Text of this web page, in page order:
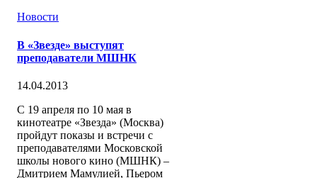
Новости
В «Звезде» выступят
преподаватели МШНК
14.04.2013
С 19 апреля по 10 мая в
кинотеатре «Звезда» (Москва)
пройдут показы и встречи с
преподавателями Московской
школы нового кино (МШНК) –
Дмитрием Мамулией, Пьером